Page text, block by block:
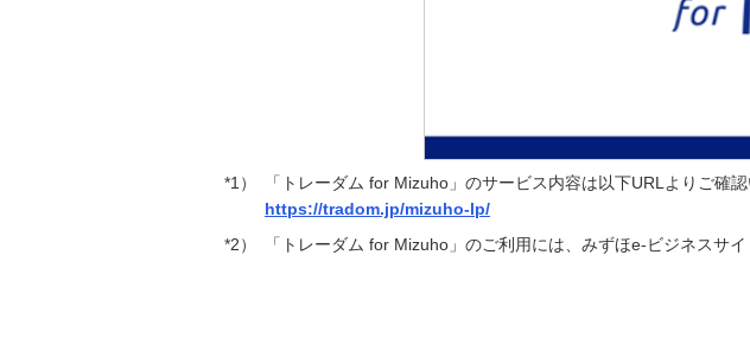
*1）
「トレーダム for Mizuho」のサービス内容は以下URLよりご確認
https://tradom.jp/mizuho-lp/
*2）
「トレーダム for Mizuho」のご利用には、みずほe-ビジネスサイ